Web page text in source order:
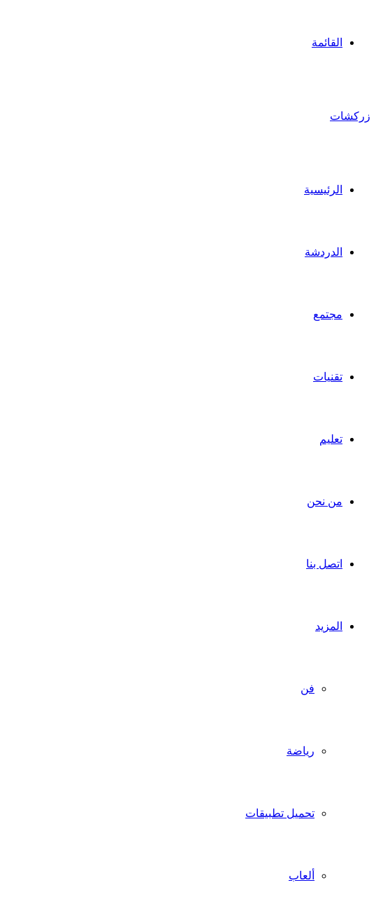
القائمة
زركشات
الرئيسية
الدردشة
مجتمع
تقنيات
تعليم
من نحن
اتصل بنا
المزيد
فن
رياضة
تحميل تطبيقات
ألعاب